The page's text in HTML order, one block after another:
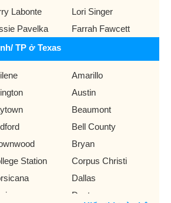
Labonte
Lori Singer
Pavelka
Farrah Fawcett
TP ở Texas
Amarillo
Austin
Beaumont
Bell County
Bryan
Station
Corpus Christi
Dallas
Denton